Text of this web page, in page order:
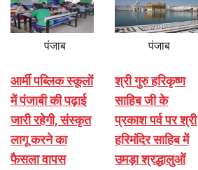
पंजाब
आर्मी पब्लिक स्कूलों
में पंजाबी की पढ़ाई
जारी रहेगी, संस्कृत
लागू करने का
फैसला वापस
पंजाब
श्री गुरु हरिकृष्ण
साहिब जी के
प्रकाश पर्व पर श्री
हरिमंदिर साहिब में
उमड़ा श्रद्धालुओं